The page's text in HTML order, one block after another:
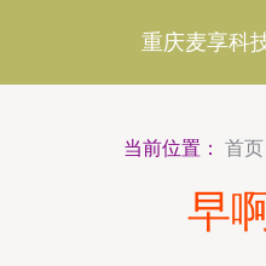
重庆麦享科
当前位置： 首页
早